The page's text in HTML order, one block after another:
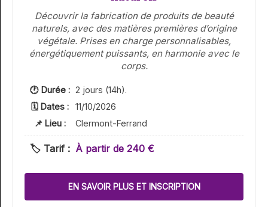
Découvrir la fabrication de produits de beauté
naturels, avec des matières premières d’origine
végétale. Prises en charge personnalisables,
énergétiquement puissants, en harmonie avec le
corps.
🕐 Durée : 2 jours (14h).
🗓 Dates :
11/10/2026
📌 Lieu :
Clermont-Ferrand
🏷️ Tarif : À partir de 240 €
EN SAVOIR PLUS ET INSCRIPTION